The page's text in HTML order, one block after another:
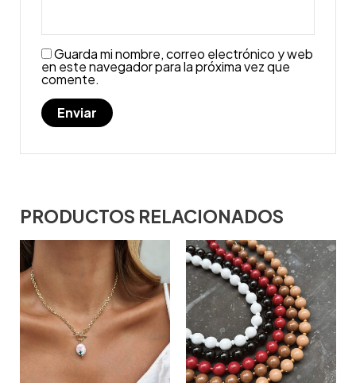
Guarda mi nombre, correo electrónico y web
en este navegador para la próxima vez que
comente.
PRODUCTOS RELACIONADOS